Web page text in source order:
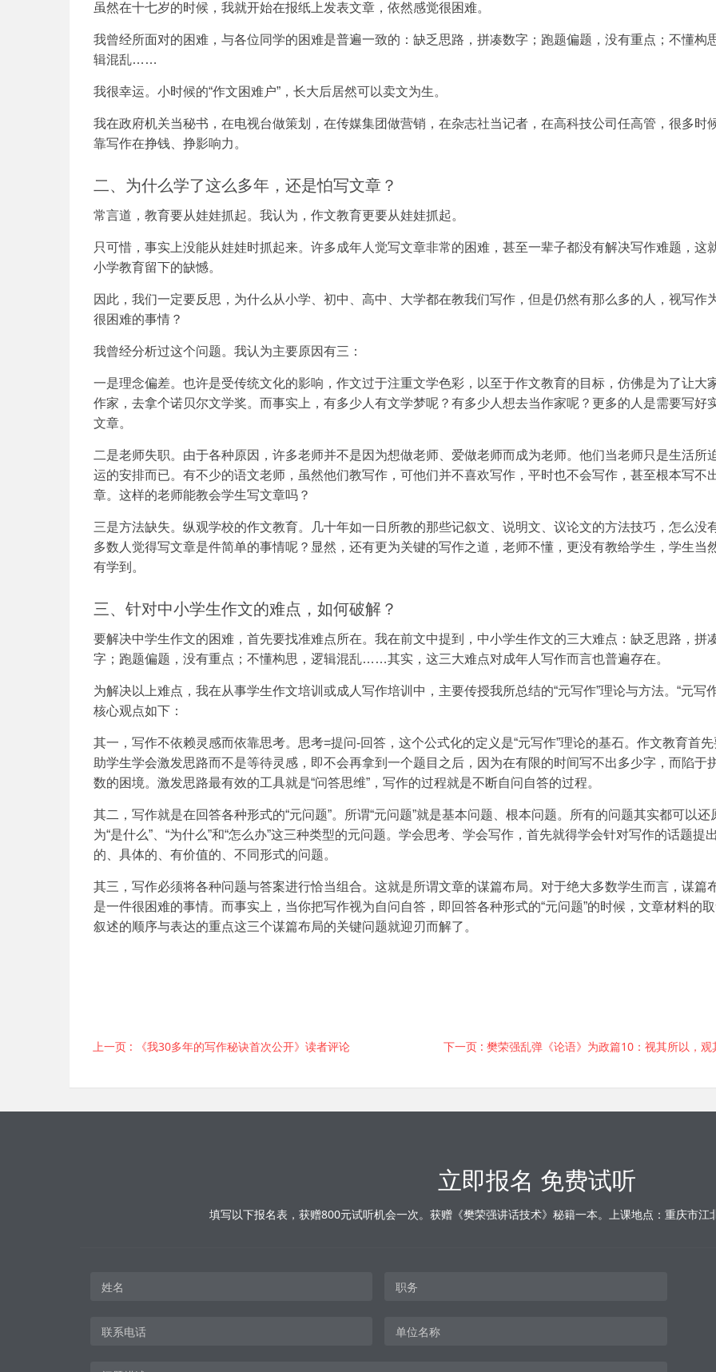
虽然在十七岁的时候，我就开始在报纸上发表文章，依然感觉很困难。
我曾经所面对的困难，与各位同学的困难是普遍一致的：缺乏思路，拼凑数字；跑题偏题，没有重点；不懂构
辑混乱……
我很幸运。小时候的“作文困难户”，长大后居然可以卖文为生。
我在政府机关当秘书，在电视台做策划，在传媒集团做营销，在杂志社当记者，在高科技公司任高管，很多时
靠写作在挣钱、挣影响力。
二、为什么学了这么多年，还是怕写文章？
常言道，教育要从娃娃抓起。我认为，作文教育更要从娃娃抓起。
只可惜，事实上没能从娃娃时抓起来。许多成年人觉写文章非常的困难，甚至一辈子都没有解决写作难题，这
小学教育留下的缺憾。
因此，我们一定要反思，为什么从小学、初中、高中、大学都在教我们写作，但是仍然有那么多的人，视写作
很困难的事情？
我曾经分析过这个问题。我认为主要原因有三：
一是理念偏差。也许是受传统文化的影响，作文过于注重文学色彩，以至于作文教育的目标，仿佛是为了让大
作家，去拿个诺贝尔文学奖。而事实上，有多少人有文学梦呢？有多少人想去当作家呢？更多的人是需要写好
文章。
二是老师失职。由于各种原因，许多老师并不是因为想做老师、爱做老师而成为老师。他们当老师只是生活所
运的安排而已。有不少的语文老师，虽然他们教写作，可他们并不喜欢写作，平时也不会写作，甚至根本写不
章。这样的老师能教会学生写文章吗？
三是方法缺失。纵观学校的作文教育。几十年如一日所教的那些记叙文、说明文、议论文的方法技巧，怎么没
多数人觉得写文章是件简单的事情呢？显然，还有更为关键的写作之道，老师不懂，更没有教给学生，学生当
有学到。
三、针对中小学生作文的难点，如何破解？
要解决中学生作文的困难，首先要找准难点所在。我在前文中提到，中小学生作文的三大难点：缺乏思路，拼
字；跑题偏题，没有重点；不懂构思，逻辑混乱……其实，这三大难点对成年人写作而言也普遍存在。
为解决以上难点，我在从事学生作文培训或成人写作培训中，主要传授我所总结的“元写作”理论与方法。“元写
核心观点如下：
其一，写作不依赖灵感而依靠思考。思考=提问-回答，这个公式化的定义是“元写作”理论的基石。作文教育首
助学生学会激发思路而不是等待灵感，即不会再拿到一个题目之后，因为在有限的时间写不出多少字，而陷于
数的困境。激发思路最有效的工具就是“问答思维”，写作的过程就是不断自问自答的过程。
其二，写作就是在回答各种形式的“元问题”。所谓“元问题”就是基本问题、根本问题。所有的问题其实都可以还
为“是什么”、“为什么”和“怎么办”这三种类型的元问题。学会思考、学会写作，首先就得学会针对写作的话题提
的、具体的、有价值的、不同形式的问题。
其三，写作必须将各种问题与答案进行恰当组合。这就是所谓文章的谋篇布局。对于绝大多数学生而言，谋篇
是一件很困难的事情。而事实上，当你把写作视为自问自答，即回答各种形式的“元问题”的时候，文章材料的取
叙述的顺序与表达的重点这三个谋篇布局的关键问题就迎刃而解了。
上一页 : 《我30多年的写作秘诀首次公开》读者评论 下一页 : 樊荣强乱弹《论语》为政篇10：视其所以，观其所由，察
立即报名 免费试听
填写以下报名表，获赠800元试听机会一次。获赠《樊荣强讲话技术》秘籍一本。上课地点：重庆市